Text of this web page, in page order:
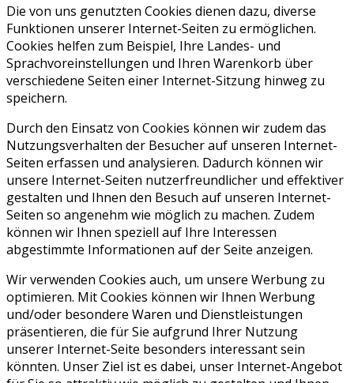
Die von uns genutzten Cookies dienen dazu, diverse
Funktionen unserer Internet-Seiten zu ermöglichen.
Cookies helfen zum Beispiel, Ihre Landes- und
Sprachvoreinstellungen und Ihren Warenkorb über
verschiedene Seiten einer Internet-Sitzung hinweg zu
speichern.
Durch den Einsatz von Cookies können wir zudem das
Nutzungsverhalten der Besucher auf unseren Internet-
Seiten erfassen und analysieren. Dadurch können wir
unsere Internet-Seiten nutzerfreundlicher und effektiver
gestalten und Ihnen den Besuch auf unseren Internet-
Seiten so angenehm wie möglich zu machen. Zudem
können wir Ihnen speziell auf Ihre Interessen
abgestimmte Informationen auf der Seite anzeigen.
Wir verwenden Cookies auch, um unsere Werbung zu
optimieren. Mit Cookies können wir Ihnen Werbung
und/oder besondere Waren und Dienstleistungen
präsentieren, die für Sie aufgrund Ihrer Nutzung
unserer Internet-Seite besonders interessant sein
könnten. Unser Ziel ist es dabei, unser Internet-Angebot